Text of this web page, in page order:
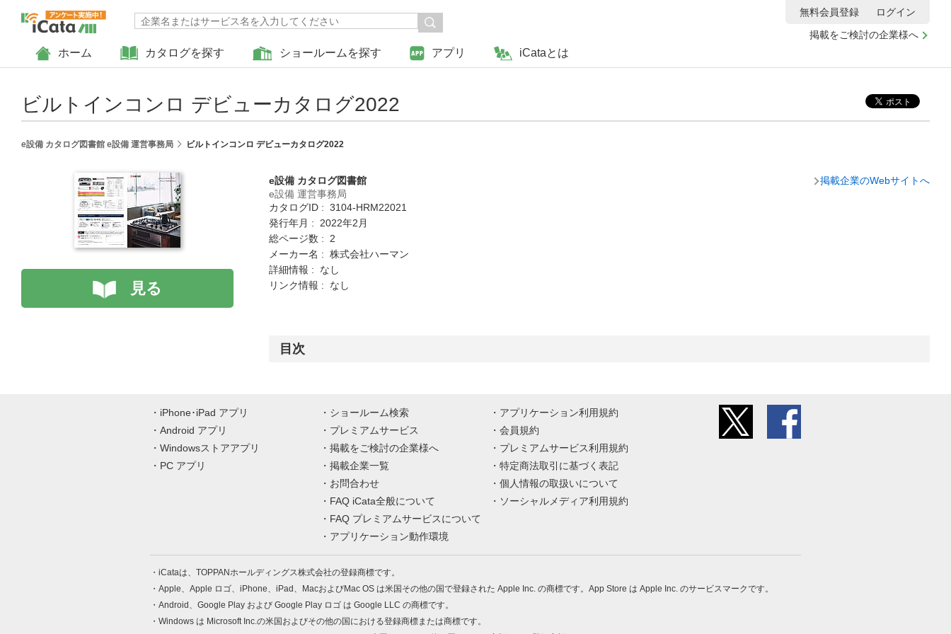
ホーム カタログを探す ショールームを探す アプリ iCataとは
掲載をご検討の企業様へ
無料会員登録 ログイン
ビルトインコンロ デビューカタログ2022
e設備 カタログ図書館 e設備 運営事務局 ビルトインコンロ デビューカタログ2022
見る
e設備 カタログ図書館
e設備 運営事務局
カタログID : 3104-HRM22021
発行年月 : 2022年2月
総ページ数 : 2
メーカー名 : 株式会社ハーマン
詳細情報 : なし
リンク情報 : なし
掲載企業のWebサイトへ
目次
iPhone･iPad アプリ
Android アプリ
Windowsストアアプリ
PC アプリ
ショールーム検索
プレミアムサービス
掲載をご検討の企業様へ
掲載企業一覧
お問合わせ
FAQ iCata全般について
FAQ プレミアムサービスについて
アプリケーション動作環境
アプリケーション利用規約
会員規約
プレミアムサービス利用規約
特定商法取引に基づく表記
個人情報の取扱いについて
ソーシャルメディア利用規約
iCataは、TOPPANホールディングス株式会社の登録商標です。
Apple、Apple ロゴ、iPhone、iPad、MacおよびMac OS は米国その他の国で登録された Apple Inc. の商標です。App Store は Apple Inc. のサービスマークです。
Android、Google Play および Google Play ロゴ は Google LLC の商標です。
Windows は Microsoft Inc.の米国およびその他の国における登録商標または商標です。